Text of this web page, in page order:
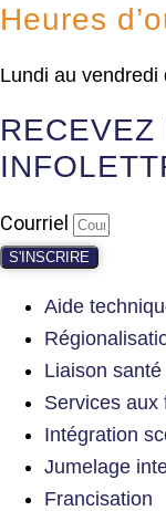
Heures
Lundi au
RECEVEZ
Courriel
S'INSCRIRE
Aide
Liaison santé
Services aux
Intégration
Jumelage
Francisation